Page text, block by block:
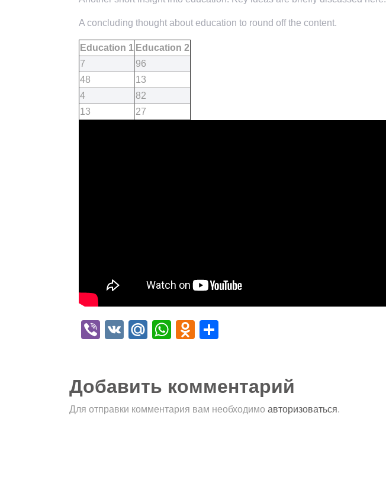
A concluding thought about education to round off the content.
Education 1 Education 2
7
96
48
13
4
82
13
27
Viber
VK Mail.Ru
WhatsApp
Odnoklassniki
Добавить комментарий
Для отправки комментария вам необходимо авторизоваться.